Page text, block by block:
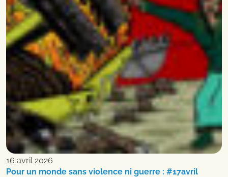
16 avril 2026
Pour un monde sans violence ni guerre : #17avril